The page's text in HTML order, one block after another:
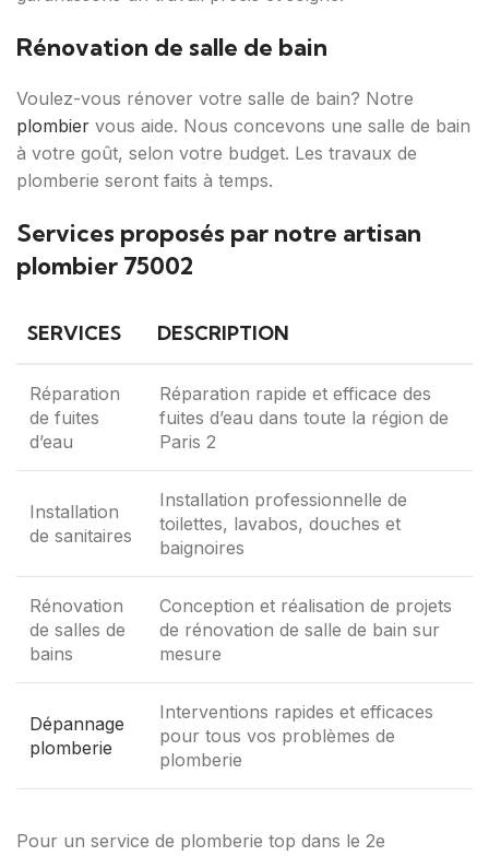
Rénovation de salle de bain
Voulez-vous rénover votre salle de bain? Notre
plombier vous aide. Nous concevons une salle de bain
à votre goût, selon votre budget. Les travaux de
plomberie seront faits à temps.
Services proposés par notre artisan
plombier 75002
SERVICES DESCRIPTION
Réparation
de fuites
d’eau
Réparation rapide et efficace des
fuites d’eau dans toute la région de
Paris 2
Installation
de sanitaires
Installation professionnelle de
toilettes, lavabos, douches et
baignoires
Rénovation
de salles de
bains
Conception et réalisation de projets
de rénovation de salle de bain sur
mesure
Dépannage
plomberie
Interventions rapides et efficaces
pour tous vos problèmes de
plomberie
Pour un service de plomberie top dans le 2e